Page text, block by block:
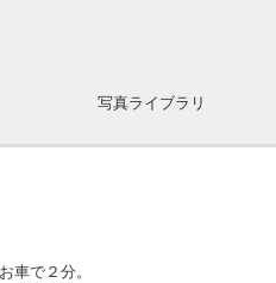
写真ライブラリ
車で２分。